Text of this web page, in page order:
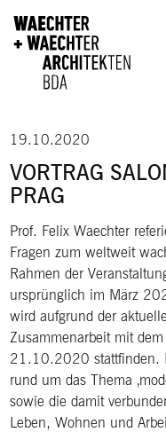
19.10.2020
VORTRAG
PRAG
Prof. Felix Waechter
Fragen zum weltweit
Rahmen der
ursprünglich im März
wird aufgrund der
Zusammenarbeit mit dem
21.10.2020 stattfinden.
rund um das Thema
sowie die damit
Leben, Wohnen und